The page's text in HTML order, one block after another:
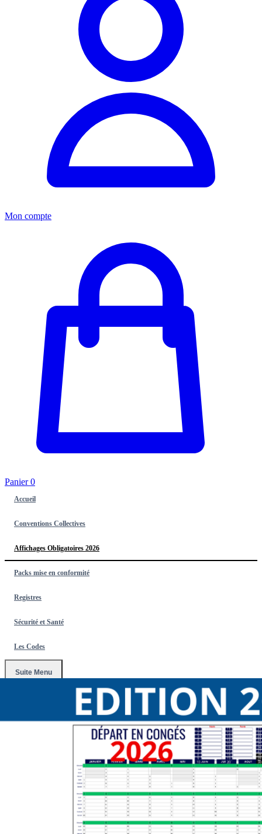
Mon compte
Panier0
Accueil
Conventions Collectives
Affichages Obligatoires 2026
Packs mise en conformité
Registres
Sécurité et Santé
Les Codes
Suite Menu
Affichages Obligatoires 2026 / Pack d'affichage
obligatoire nouvelle édition 2026(Inclus obligations de diffusion)